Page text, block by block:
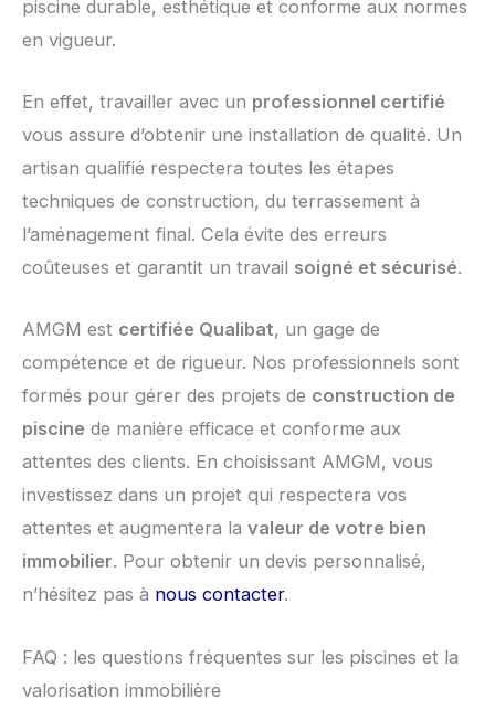
piscine durable, esthétique et conforme aux normes
en vigueur.
En effet, travailler avec un professionnel certifié
vous assure d’obtenir une installation de qualité. Un
artisan qualifié respectera toutes les étapes
techniques de construction, du terrassement à
l’aménagement final. Cela évite des erreurs
coûteuses et garantit un travail soigné et sécurisé.
AMGM est certifiée Qualibat, un gage de
compétence et de rigueur. Nos professionnels sont
formés pour gérer des projets de construction de
piscine de manière efficace et conforme aux
attentes des clients. En choisissant AMGM, vous
investissez dans un projet qui respectera vos
attentes et augmentera la valeur de votre bien
immobilier. Pour obtenir un devis personnalisé,
n’hésitez pas à nous contacter.
FAQ : les questions fréquentes sur les piscines et la
valorisation immobilière